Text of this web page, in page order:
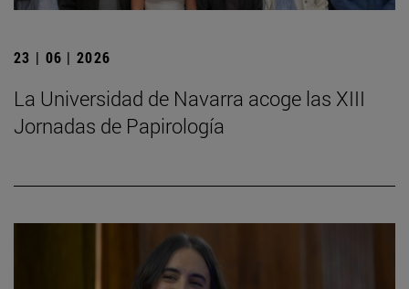
23 | 06 | 2026
La Universidad de Navarra acoge las XIII
Jornadas de Papirología